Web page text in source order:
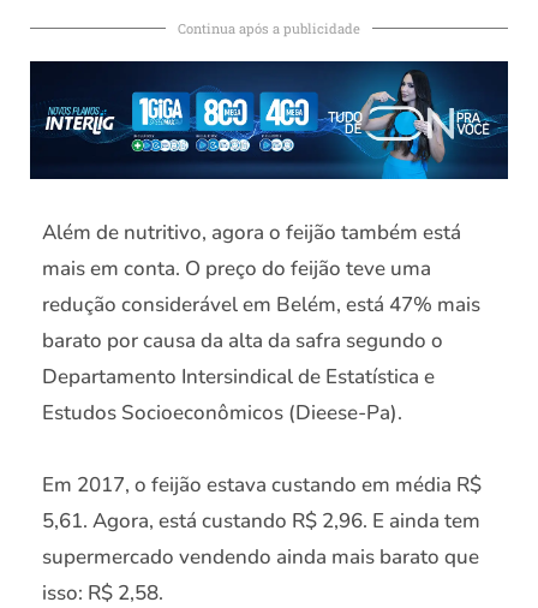
Continua após a publicidade
Além de nutritivo, agora o feijão também está
mais em conta. O preço do feijão teve uma
redução considerável em Belém, está 47% mais
barato por causa da alta da safra segundo o
Departamento Intersindical de Estatística e
Estudos Socioeconômicos (Dieese-Pa).
Em 2017, o feijão estava custando em média R$
5,61. Agora, está custando R$ 2,96. E ainda tem
supermercado vendendo ainda mais barato que
isso: R$ 2,58.